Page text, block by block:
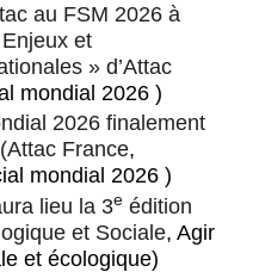
au FSM 2026 à
et
» d’Attac
mondial 2026 )
2026 finalement
(Attac France,
mondial 2026 )
lieu la 3e édition
et Sociale, Agir
et écologique)